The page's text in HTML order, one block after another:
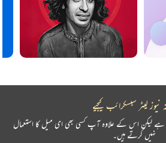
نیوز لیٹر سبسکرائب کیجیے
ہے لیکن اس کے علاوہ آپ کسی بھی ای میل کا استعمال
نہیں کرتے ہیں۔